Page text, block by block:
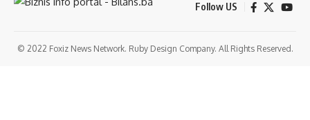
Follow US
© 2022 Foxiz News Network. Ruby Design Company. All Rights Reserved.